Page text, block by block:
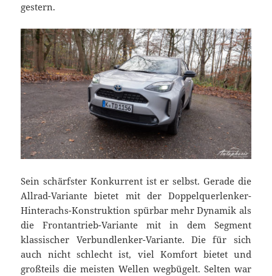
gestern.
Sein schärfster Konkurrent ist er selbst. Gerade die
Allrad-Variante bietet mit der Doppelquerlenker-
Hinterachs-Konstruktion spürbar mehr Dynamik als
die Frontantrieb-Variante mit in dem Segment
klassischer Verbundlenker-Variante. Die für sich
auch nicht schlecht ist, viel Komfort bietet und
großteils die meisten Wellen wegbügelt. Selten war